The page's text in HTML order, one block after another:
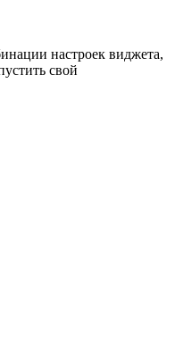
настроек виджета,
свой